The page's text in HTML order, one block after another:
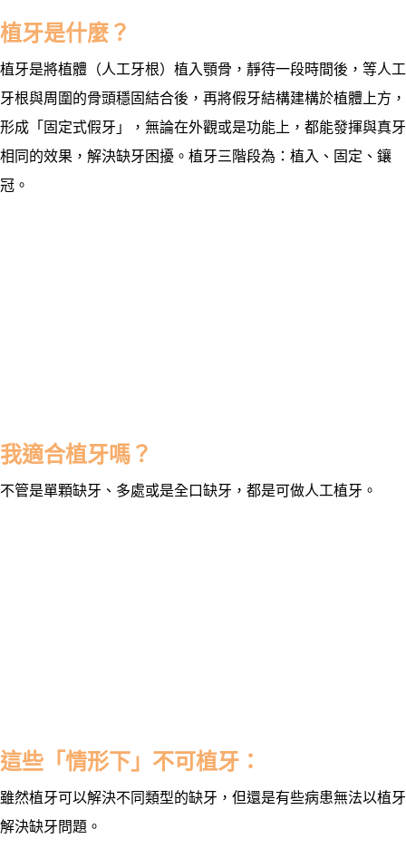
植牙是什麼？
植牙是將植體（人工牙根）植入顎骨，靜待一段時間後，等人工
牙根與周圍的骨頭穩固結合後，再將假牙結構建構於植體上方，
形成「固定式假牙」，無論在外觀或是功能上，都能發揮與真牙
相同的效果，解決缺牙困擾。植牙三階段為：植入、固定、鑲
冠。
我適合植牙嗎？
不管是單顆缺牙、多處或是全口缺牙，都是可做人工植牙。
這些「情形下」不可植牙 ：
雖然植牙可以解決不同類型的缺牙，但還是有些病患無法以植牙
解決缺牙問題。